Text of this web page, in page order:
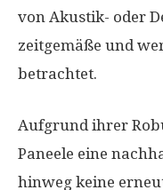
von Akustik- oder
zeitgemäße und
betrachtet.
Aufgrund ihrer
Paneele eine
hinweg keine